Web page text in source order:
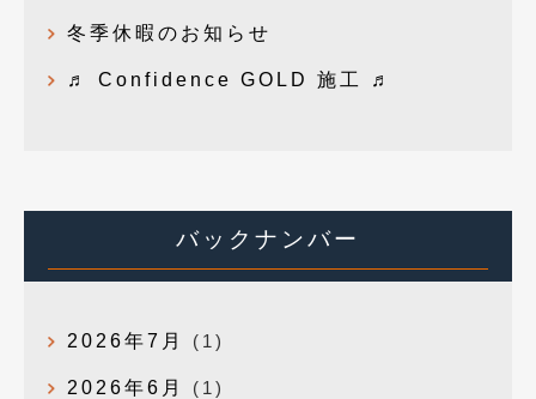
冬季休暇のお知らせ
♬ Confidence GOLD 施工 ♬
バックナンバー
2026年7月 (1)
2026年6月 (1)